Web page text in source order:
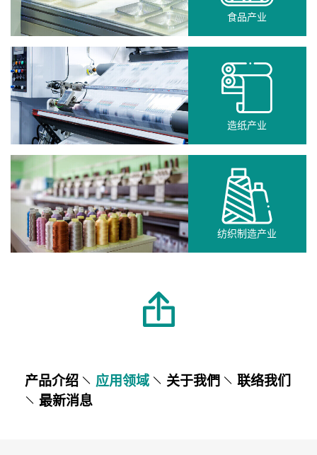
食品产业
造纸产业
纺织制造产业
产品介绍 应用领域 关于我們
联络我们
最新消息